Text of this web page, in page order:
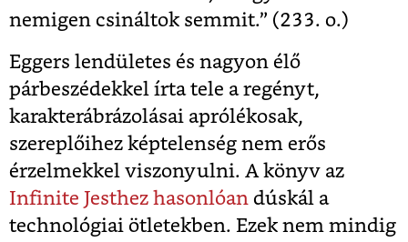
nemigen csináltok semmit.” (233. o.)
Eggers lendületes és nagyon élő
párbeszédekkel írta tele a regényt,
karakterábrázolásai aprólékosak,
szereplőihez képtelenség nem erős
érzelmekkel viszonyulni. A könyv az
Infinite Jesthez hasonlóan dúskál a
technológiai ötletekben. Ezek nem mindig